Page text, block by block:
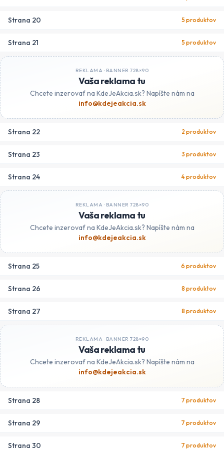
Strana 20 5 produktov
Strana 21 5 produktov
REKLAMA · BANNER 728×90
Vaša reklama tu
Chcete inzerovať na KdeJeAkcia.sk? Napíšte nám na
info@kdejeakcia.sk
Strana 22 2 produktov
Strana 23 3 produktov
Strana 24 4produktov
REKLAMA · BANNER 728×90
Vaša reklama tu
Chcete inzerovať na KdeJeAkcia.sk? Napíšte nám na
info@kdejeakcia.sk
Strana 25 6 produktov
Strana 26 8 produktov
Strana 27 8 produktov
REKLAMA · BANNER 728×90
Vaša reklama tu
Chcete inzerovať na KdeJeAkcia.sk? Napíšte nám na
info@kdejeakcia.sk
Strana 28 7 produktov
Strana 29 7 produktov
Strana 30 7 produktov